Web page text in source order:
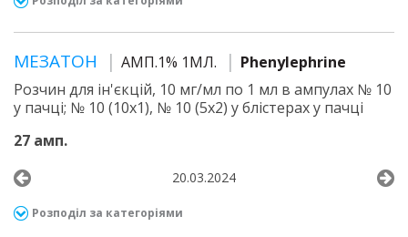
МЕЗАТОН АМП.1% 1МЛ.
Phenylephrine
Розчин для ін'єкцій, 10 мг/мл по 1 мл в ампулах № 10
у пачці; № 10 (10х1), № 10 (5х2) у блістерах у пачці
27 амп.
20.03.2024
Розподіл за категоріями